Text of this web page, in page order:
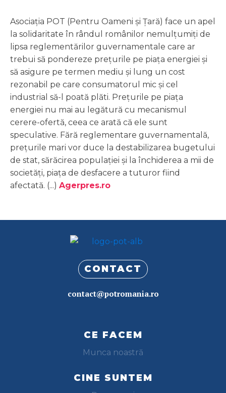
Asociaţia POT (Pentru Oameni şi Ţară) face un apel
la solidaritate în rândul românilor nemulţumiţi de
lipsa reglementărilor guvernamentale care ar
trebui să pondereze preţurile pe piaţa energiei şi
să asigure pe termen mediu şi lung un cost
rezonabil pe care consumatorul mic şi cel
industrial să-l poată plăti. Preţurile pe piaţa
energiei nu mai au legătură cu mecanismul
cerere-ofertă, ceea ce arată că ele sunt
speculative. Fără reglementare guvernamentală,
preţurile mari vor duce la destabilizarea bugetului
de stat, sărăcirea populaţiei şi la închiderea a mii de
societăţi, piaţa de desfacere a tuturor fiind
afectată. (...) Agerpres.ro
CONTACT
contact@potromania.ro
CE FACEM
Munca noastră
CINE SUNTEM